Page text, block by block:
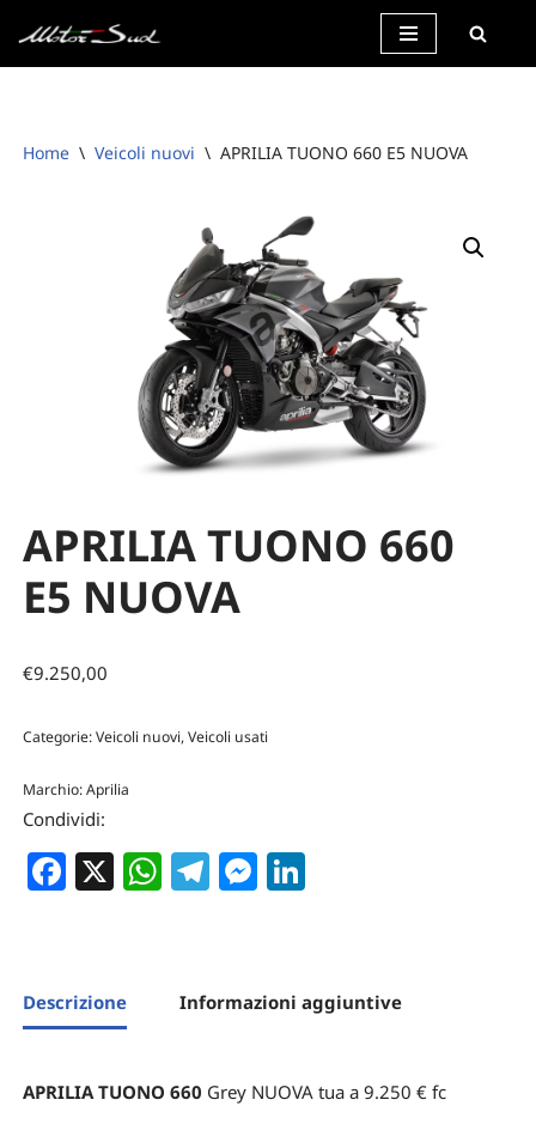
Vai
Home \ Veicoli nuovi \ APRILIA TUONO 660 E5 NUOVA
APRILIA TUONO 660
E5 NUOVA
€9.250,00
Categorie:Veicoli nuovi,Veicoli usati
Marchio:Aprilia
Condividi:
Facebook
X WhatsApp
Telegram
Messenger
Descrizione Informazioni aggiuntive
APRILIA TUONO 660 Grey NUOVA tua a 9.250 € fc